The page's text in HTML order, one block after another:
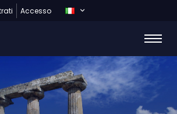
Accesso